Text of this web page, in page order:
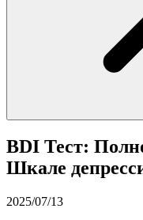
BDI Тест:
Шкале
2025/07/13